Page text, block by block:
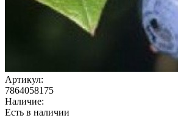
Артикул:
7864058175
Наличие:
Есть в наличии